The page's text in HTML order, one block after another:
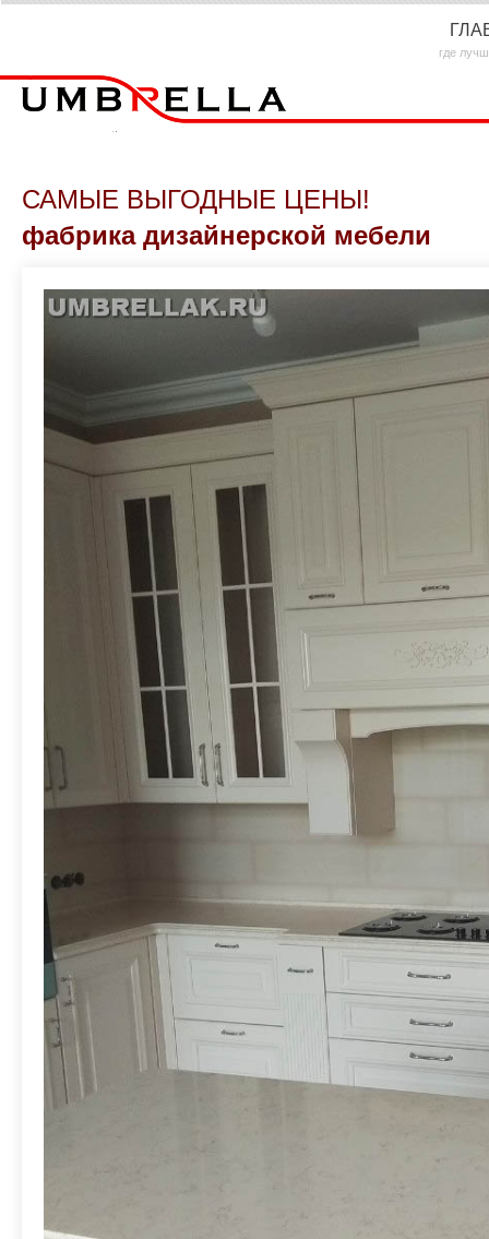
где
САМЫЕ ВЫГОДНЫЕ ЦЕНЫ!
фабрика дизайнерской мебели